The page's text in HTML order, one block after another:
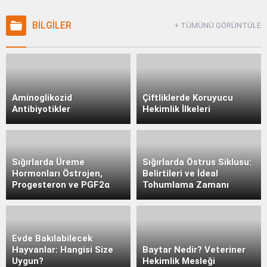
BİLGİLER + TÜMÜNÜ GÖRÜNTÜLE
Aminoglikozid
Antibiyotikler
Çiftliklerde Koruyucu
Hekimlik İlkeleri
Sığırlarda Üreme
Hormonları Östrojen,
Progesteron ve PGF2α
Sığırlarda Östrus Siklusu:
Belirtileri ve İdeal
Tohumlama Zamanı
Evde Bakılabilecek
Hayvanlar: Hangisi Size
Uygun?
Baytar Nedir? Veteriner
Hekimlik Mesleği